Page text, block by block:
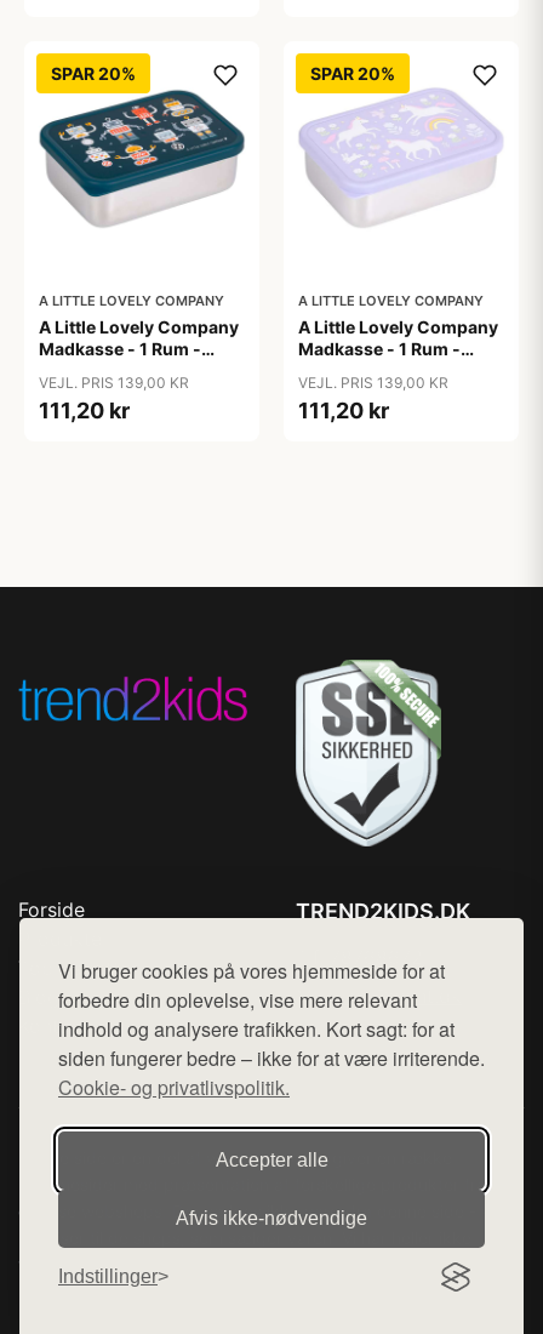
Vi bruger cookies på vores hjemmeside for at
forbedre din oplevelse, vise mere relevant
indhold og analysere trafikken. Kort sagt: for at
siden fungerer bedre – ikke for at være irriterende.
Cookie- og privatlivspolitik.
Accepter alle
Afvis ikke‑nødvendige
Indstillinger
SPAR 20%
A LITTLE LOVELY COMPANY
A Little Lovely Company
Madkasse - 1 Rum -
Robots
VEJL. PRIS 139,00 KR
111,20 kr
SPAR 20%
A LITTLE LOVELY COMPANY
A Little Lovely Company
Madkasse - 1 Rum -
Unicorn Dreams
VEJL. PRIS 139,00 KR
111,20 kr
Forside
Top Rabatter
Blog
Kontakt
TREND2KIDS.DK
Mail: hej@want.dk
Cookie- og privatlivspolitik
Denne side er en del af want.dk, der udgiver en række
hjemmesider med præsentation af forskellige produkter fra
diverse webshops. Der sælges ikke varer fra denne side - vi
henviser til de shops, som sælger varen. Vi har heller ikke
varerne på lager.